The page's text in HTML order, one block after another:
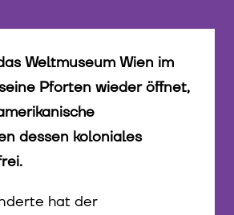
Weltmuseum Wien im
Pforten wieder öffnet,
dessen koloniales
hat der